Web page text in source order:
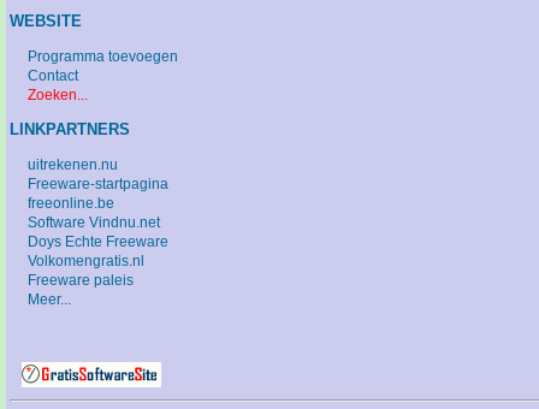
WEBSITE
Programma toevoegen
Contact
Zoeken...
LINKPARTNERS
uitrekenen.nu
Freeware-startpagina
freeonline.be
Software Vindnu.net
Doys Echte Freeware
Volkomengratis.nl
Freeware paleis
Meer...